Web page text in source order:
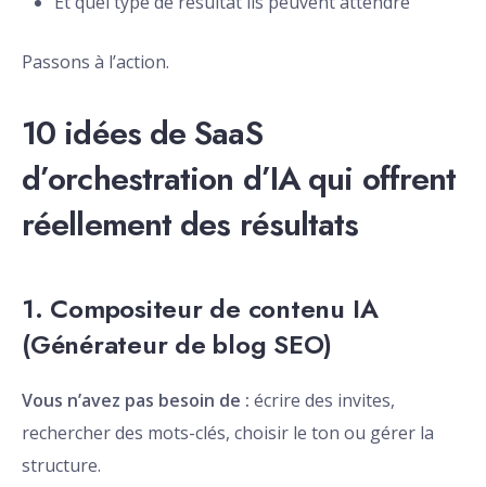
Passons à l’action.
10 idées de SaaS
d’orchestration d’IA qui offrent
réellement des résultats
1. Compositeur de contenu IA
(Générateur de blog SEO)
Vous n’avez pas besoin de : écrire des invites,
rechercher des mots-clés, choisir le ton ou gérer la
structure.